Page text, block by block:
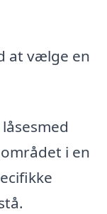
at vælge en
i en